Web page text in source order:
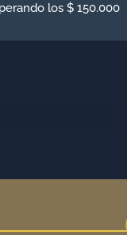
los $ 150.000